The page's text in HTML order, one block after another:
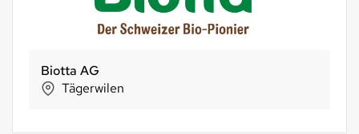
Biotta AG
Tägerwilen